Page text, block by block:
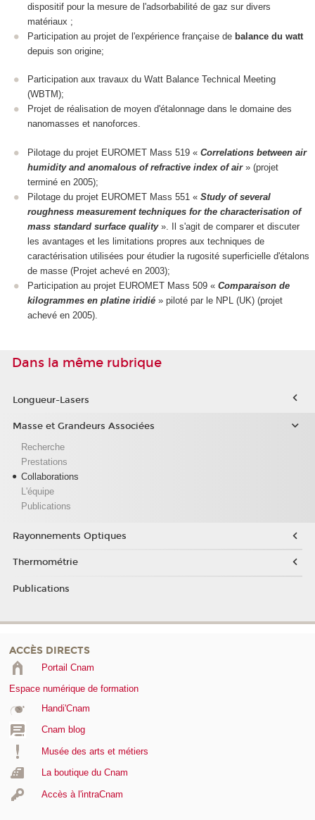
dispositif pour la mesure de l'adsorbabilité de gaz sur divers
matériaux ;
Participation au projet de l'expérience française de balance du watt
depuis son origine;
Participation aux travaux du Watt Balance Technical Meeting
(WBTM);
Projet de réalisation de moyen d'étalonnage dans le domaine des
nanomasses et nanoforces.
Pilotage du projet EUROMET Mass 519 « Correlations between air
humidity and anomalous of refractive index of air» (projet
terminé en 2005);
Pilotage du projet EUROMET Mass 551 « Study of several
roughness measurement techniques for the characterisation of
mass standard surface quality». Il s'agit de comparer et discuter
les avantages et les limitations propres aux techniques de
caractérisation utilisées pour étudier la rugosité superficielle d'étalons
de masse (Projet achevé en 2003);
Participation au projet EUROMET Mass 509 « Comparaison de
kilogrammes en platine iridié » piloté par le NPL (UK) (projet
achevé en 2005).
Dans la même rubrique
Longueur-Lasers
Masse et Grandeurs Associées
Recherche
Prestations
Collaborations
L'équipe
Publications
Rayonnements Optiques
Thermométrie
Publications
ACCÈS DIRECTS
Portail Cnam
Espace numérique de formation
Handi'Cnam
Cnam blog
Musée des arts et métiers
La boutique du Cnam
Accès à l'intraCnam